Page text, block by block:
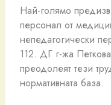
Най-голямо
персонал от
непедагогически
112. ДГ г-жа
преодолеят тези
нормативната база.